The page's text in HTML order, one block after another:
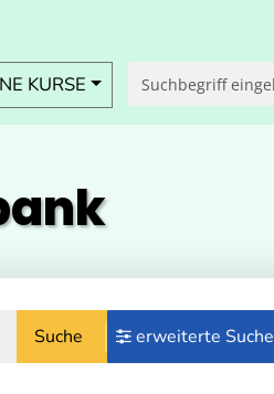
KURSE
Suche erweiterte Suche